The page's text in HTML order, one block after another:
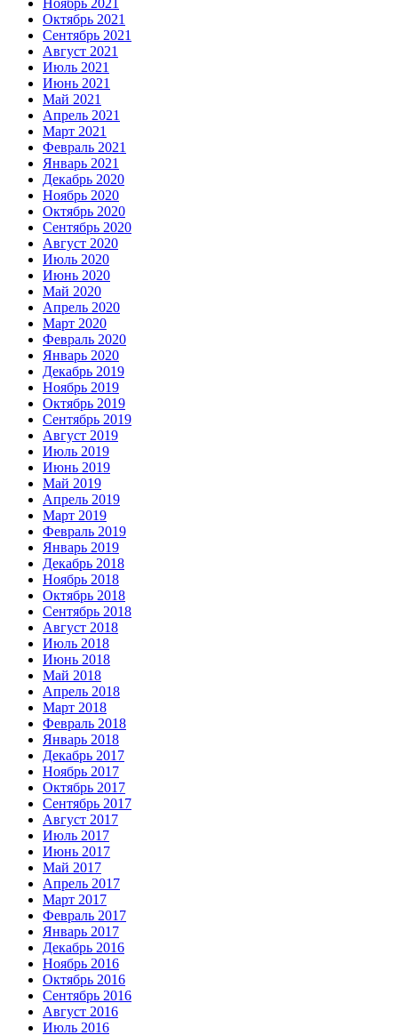
Ноябрь 2021
Октябрь 2021
Сентябрь 2021
Август 2021
Июль 2021
Июнь 2021
Май 2021
Апрель 2021
Март 2021
Февраль 2021
Январь 2021
Декабрь 2020
Ноябрь 2020
Октябрь 2020
Сентябрь 2020
Август 2020
Июль 2020
Июнь 2020
Май 2020
Апрель 2020
Март 2020
Февраль 2020
Январь 2020
Декабрь 2019
Ноябрь 2019
Октябрь 2019
Сентябрь 2019
Август 2019
Июль 2019
Июнь 2019
Май 2019
Апрель 2019
Март 2019
Февраль 2019
Январь 2019
Декабрь 2018
Ноябрь 2018
Октябрь 2018
Сентябрь 2018
Август 2018
Июль 2018
Июнь 2018
Май 2018
Апрель 2018
Март 2018
Февраль 2018
Январь 2018
Декабрь 2017
Ноябрь 2017
Октябрь 2017
Сентябрь 2017
Август 2017
Июль 2017
Июнь 2017
Май 2017
Апрель 2017
Март 2017
Февраль 2017
Январь 2017
Декабрь 2016
Ноябрь 2016
Октябрь 2016
Сентябрь 2016
Август 2016
Июль 2016